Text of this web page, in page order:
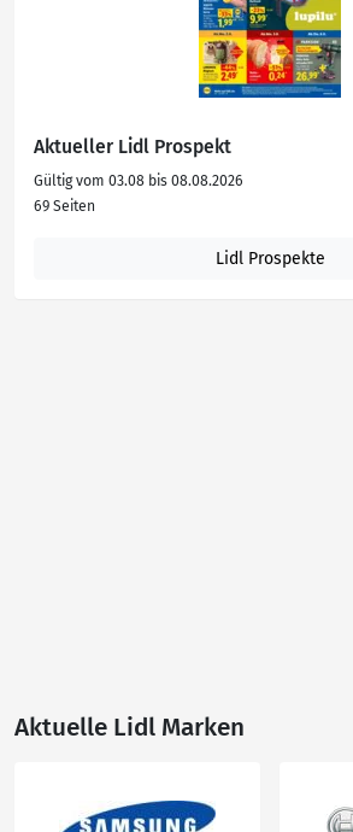
Aktueller Lidl Prospekt
Gültig vom 03.08 bis 08.08.2026
69 Seiten
Lidl Prospekte
Aktuelle Lidl Marken